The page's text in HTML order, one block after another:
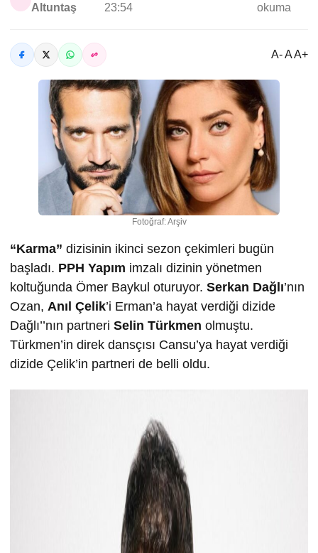
Altuntaş 23:54 okuma
A- A A+
Fotoğraf: Arşiv
“Karma” dizisinin ikinci sezon çekimleri bugün
başladı. PPH Yapım imzalı dizinin yönetmen
koltuğunda Ömer Baykul oturuyor. Serkan Dağlı’nın
Ozan, Anıl Çelik’i Erman’a hayat verdiği dizide
Dağlı’’nın partneri Selin Türkmen olmuştu.
Türkmen’in direk dansçısı Cansu’ya hayat verdiği
dizide Çelik’in partneri de belli oldu.